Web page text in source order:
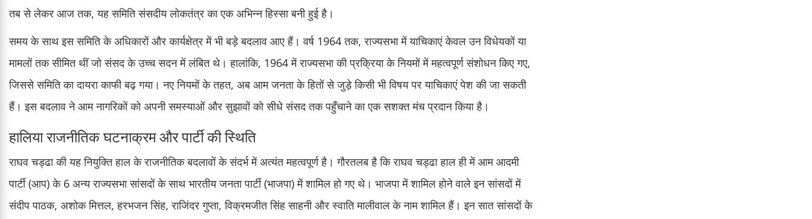
तब से लेकर आज तक, यह समिति संसदीय लोकतंत्र का एक अभिन्न हिस्सा बनी हुई है।
समय के साथ इस समिति के अधिकारों और कार्यक्षेत्र में भी बड़े बदलाव आए हैं। वर्ष 1964 तक, राज्यसभा में याचिकाएं केवल उन विधेयकों या
मामलों तक सीमित थीं जो संसद के उच्च सदन में लंबित थे। हालांकि, 1964 में राज्यसभा की प्रक्रिया के नियमों में महत्वपूर्ण संशोधन किए गए,
जिससे समिति का दायरा काफी बढ़ गया। नए नियमों के तहत, अब आम जनता के हितों से जुड़े किसी भी विषय पर याचिकाएं पेश की जा सकती
हैं। इस बदलाव ने आम नागरिकों को अपनी समस्याओं और सुझावों को सीधे संसद तक पहुँचाने का एक सशक्त मंच प्रदान किया है।
हालिया राजनीतिक घटनाक्रम और पार्टी की स्थिति
राघव चड्ढा की यह नियुक्ति हाल के राजनीतिक बदलावों के संदर्भ में अत्यंत महत्वपूर्ण है। गौरतलब है कि राघव चड्ढा हाल ही में आम आदमी
पार्टी (आप) के 6 अन्य राज्यसभा सांसदों के साथ भारतीय जनता पार्टी (भाजपा) में शामिल हो गए थे। भाजपा में शामिल होने वाले इन सांसदों में
संदीप पाठक, अशोक मित्तल, हरभजन सिंह, राजिंदर गुप्ता, विक्रमजीत सिंह साहनी और स्वाति मालीवाल के नाम शामिल हैं। इन सात सांसदों के